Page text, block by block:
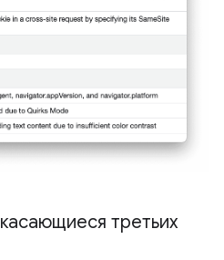
касающиеся третьих